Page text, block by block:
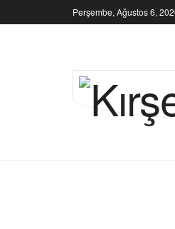
Perşembe, Ağustos 6,